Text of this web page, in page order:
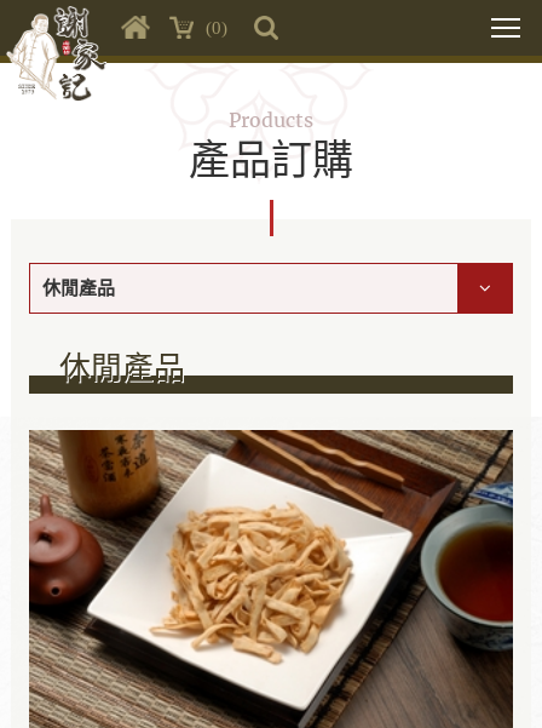
(0)
Products
產品訂購
休閒產品
休閒產品